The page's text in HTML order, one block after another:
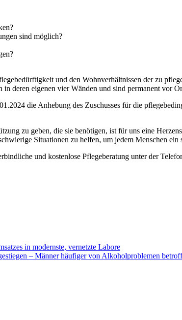
sind möglich?
und den Wohnverhältnissen der zu
deren eigenen vier Wänden und sind permanent vor
die Anhebung des Zuschusses für die
zu geben, die sie benötigen, ist für uns eine
Situationen zu helfen, um jedem Menschen ein
und kostenlose Pflegeberatung unter der
in modernste, vernetzte Labore
– Männer häufiger von Alkoholproblemen